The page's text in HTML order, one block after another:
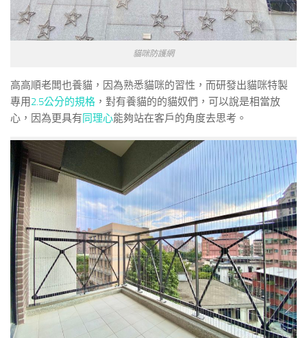
貓咪防護網
高高順老闆也養貓，因為熟悉貓咪的習性，而研發出貓咪特製
專用2.5公分的規格 ，對有養貓的的貓奴們，可以說是相當放
心，因為更具有同理心能夠站在客戶的角度去思考。